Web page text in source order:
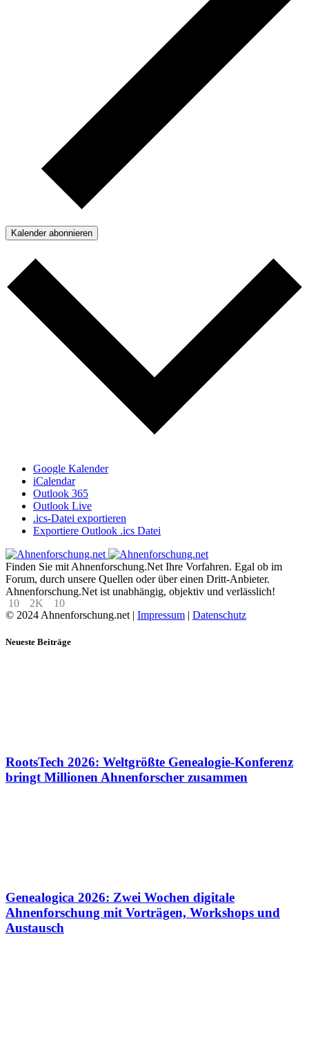
Kalender abonnieren
Google Kalender
iCalendar
Outlook 365
Outlook Live
.ics-Datei exportieren
Exportiere Outlook .ics Datei
Finden Sie mit Ahnenforschung.Net Ihre Vorfahren. Egal ob im
Forum, durch unsere Quellen oder über einen Dritt-Anbieter.
Ahnenforschung.Net ist unabhängig, objektiv und verlässlich!
10
2K
10
© 2024 Ahnenforschung.net | Impressum | Datenschutz
Neueste Beiträge
RootsTech 2026: Weltgrößte Genealogie-Konferenz
bringt Millionen Ahnenforscher zusammen
Genealogica 2026: Zwei Wochen digitale
Ahnenforschung mit Vorträgen, Workshops und
Austausch